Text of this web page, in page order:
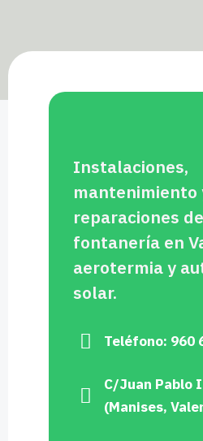
Instalaciones,
mantenimiento
reparaciones de
fontanería en
aerotermia y
solar.
Teléfono: 960
C/Juan Pablo
(Manises,